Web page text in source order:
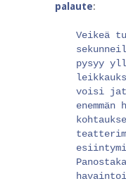
palaute:
Veikeä
pysyy
voisi